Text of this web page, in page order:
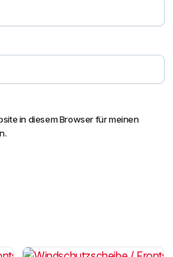
in diesem Browser für meinen